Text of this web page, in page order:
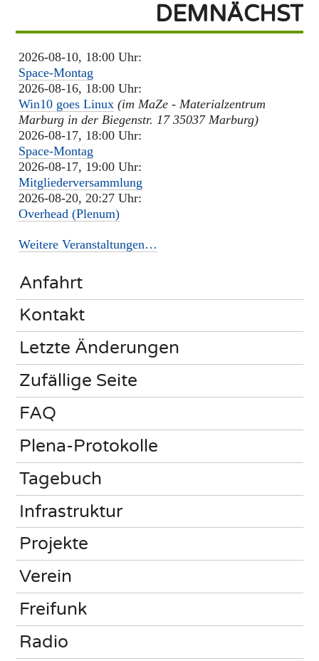
DEMNÄCHST
2026-08-10, 18:00 Uhr:
Space-Montag
2026-08-16, 18:00 Uhr:
Win10 goes Linux (im MaZe - Materialzentrum
Marburg in der Biegenstr. 17 35037 Marburg)
2026-08-17, 18:00 Uhr:
Space-Montag
2026-08-17, 19:00 Uhr:
Mitgliederversammlung
2026-08-20, 20:27 Uhr:
Overhead (Plenum)
Weitere Veranstaltungen…
Anfahrt
Kontakt
Letzte Änderungen
Zufällige Seite
FAQ
Plena-Protokolle
Tagebuch
Infrastruktur
Projekte
Verein
Freifunk
Radio